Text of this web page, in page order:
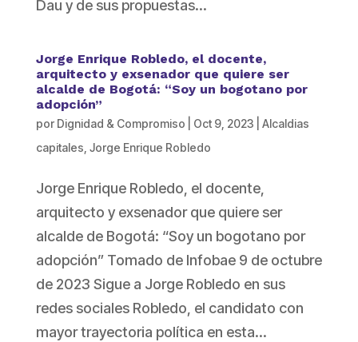
Dau y de sus propuestas...
Jorge Enrique Robledo, el docente,
arquitecto y exsenador que quiere ser
alcalde de Bogotá: “Soy un bogotano por
adopción”
por Dignidad & Compromiso Oct 9, 2023
Alcaldias
capitales Jorge Enrique Robledo
Jorge Enrique Robledo, el docente,
arquitecto y exsenador que quiere ser
alcalde de Bogotá: “Soy un bogotano por
adopción” Tomado de Infobae 9 de octubre
de 2023 Sigue a Jorge Robledo en sus
redes sociales Robledo, el candidato con
mayor trayectoria política en esta...